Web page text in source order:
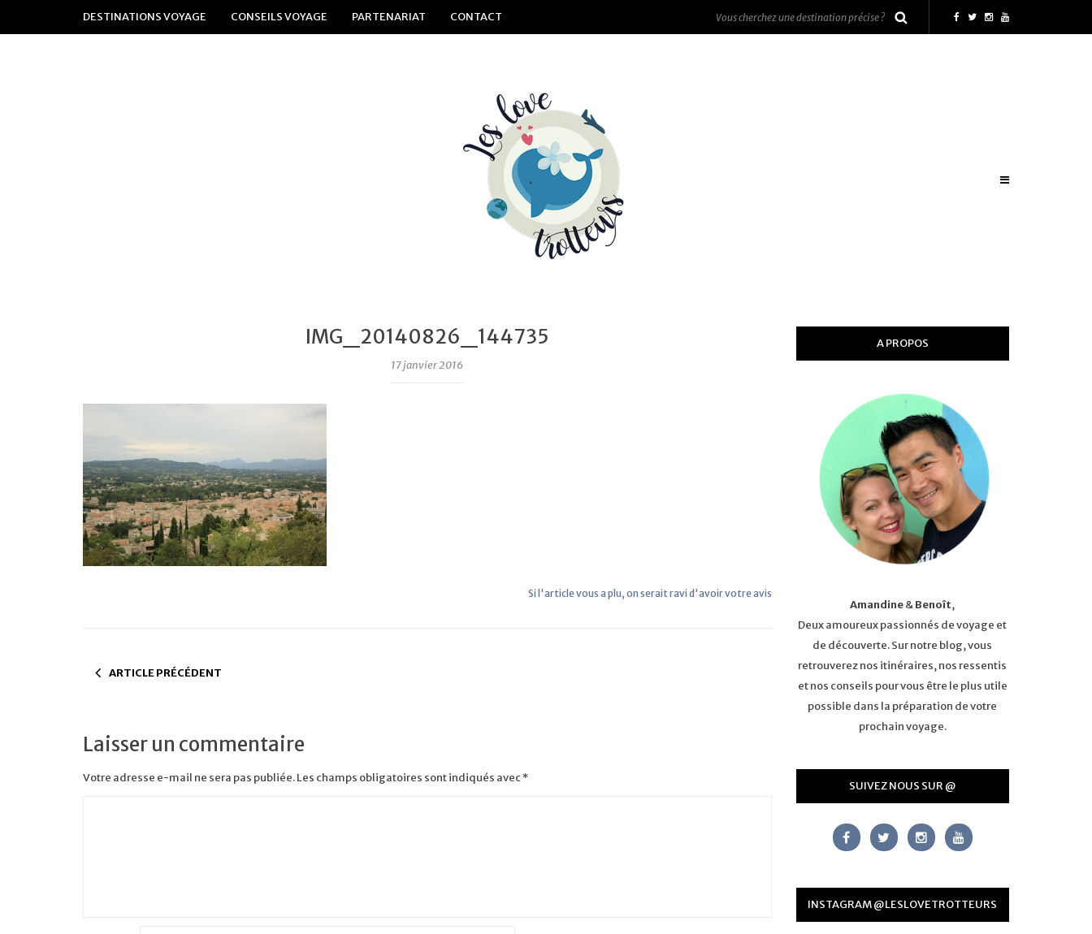
DESTINATIONS VOYAGE CONSEILS VOYAGE PARTENARIAT CONTACT
IMG_20140826_144735
17 janvier 2016
Si l'article vous a plu, on serait ravi d'avoir votre avis
ARTICLE PRÉCÉDENT
Laisser un commentaire
Votre adresse e-mail ne sera pas publiée.Les champs obligatoires sont indiqués avec*
A PROPOS
Amandine&Benoît,
Deux amoureux passionnés de voyage et
de découverte. Sur notre blog, vous
retrouverez nos itinéraires, nos ressentis
et nos conseils pour vous être le plus utile
possible dans la préparation de votre
prochain voyage.
SUIVEZ NOUS SUR @
INSTAGRAM @LESLOVETROTTEURS